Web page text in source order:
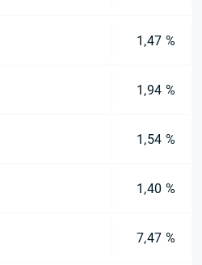
1,47 %
1,94 %
1,54 %
1,40 %
7,47 %